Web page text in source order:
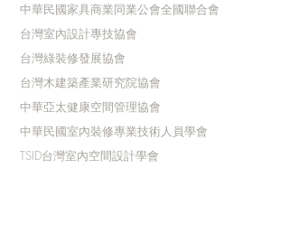
中華民國家具商業同業公會全國聯合會
台灣室內設計專技協會
台灣綠裝修發展協會
台灣木建築產業研究院協會
中華亞太健康空間管理協會
中華民國室內裝修專業技術人員學會
TSID台灣室內空間設計學會